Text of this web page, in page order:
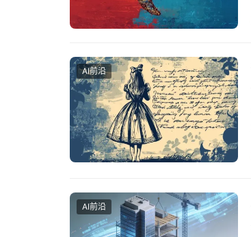
AI前沿
AI前沿